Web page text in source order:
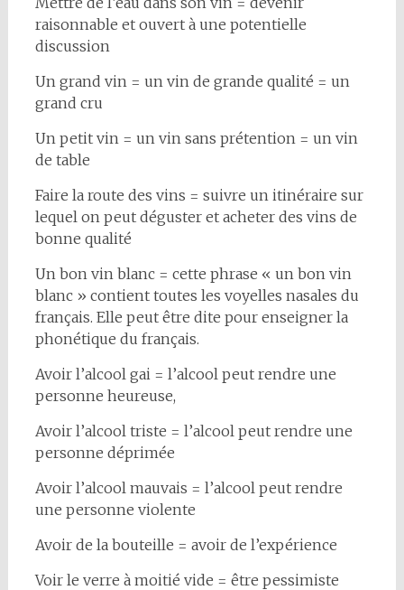
raisonnable et ouvert à une potentielle
discussion
Un grand vin = un vin de grande qualité = un
grand cru
Un petit vin = un vin sans prétention = un vin
de table
Faire la route des vins = suivre un itinéraire sur
lequel on peut déguster et acheter des vins de
bonne qualité
Un bon vin blanc = cette phrase « un bon vin
blanc » contient toutes les voyelles nasales du
français. Elle peut être dite pour enseigner la
phonétique du français.
Avoir l’alcool gai = l’alcool peut rendre une
personne heureuse,
Avoir l’alcool triste = l’alcool peut rendre une
personne déprimée
Avoir l’alcool mauvais = l’alcool peut rendre
une personne violente
Avoir de la bouteille = avoir de l’expérience
Voir le verre à moitié vide = être pessimiste